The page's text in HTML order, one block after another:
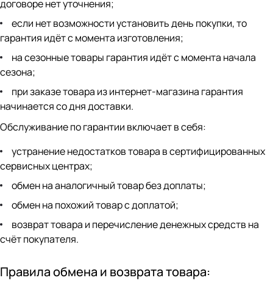
договоре нет уточнения;
если нет возможности установить день покупки, то
гарантия идёт с момента изготовления;
на сезонные товары гарантия идёт с момента начала
сезона;
при заказе товара из интернет-магазина гарантия
начинается со дня доставки.
Обслуживание по гарантии включает в себя:
устранение недостатков товара в сертифицированных
сервисных центрах;
обмен на аналогичный товар без доплаты;
обмен на похожий товар с доплатой;
возврат товара и перечисление денежных средств на
счёт покупателя.
Правила обмена и возврата товара: